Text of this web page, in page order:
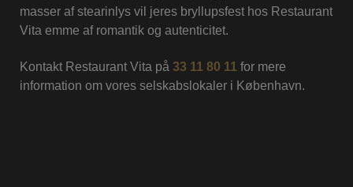
masser af stearinlys vil jeres bryllupsfest hos Restaurant
Vita emme af romantik og autenticitet.
Kontakt Restaurant Vita på 33 11 80 11 for mere
information om vores selskabslokaler i København.